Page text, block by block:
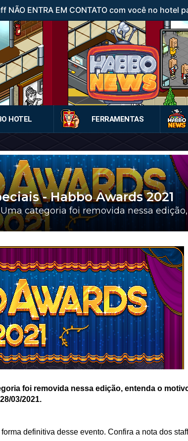
NÃO ENTRA EM CONTATO com você no hotel
HOTEL FERRAMENTAS
- Habbo Awards 2021
categoria foi removida nessa edição,
foi removida nessa edição, entenda o
03/2021.
definitiva desse evento. Confira a nota dos